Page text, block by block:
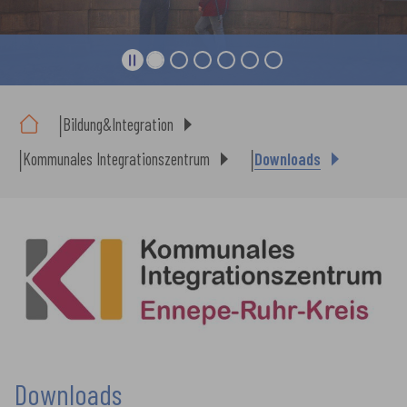
Bildung&Integration
Kommunales Integrationszentrum
Downloads
Downloads